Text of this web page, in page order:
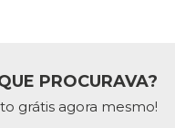
PROCURAVA?
grátis agora mesmo!